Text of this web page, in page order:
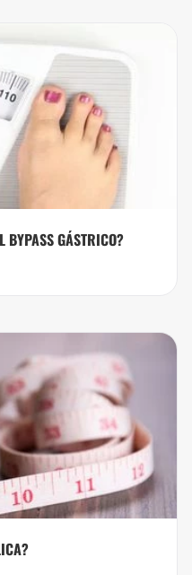
BYPASS GÁSTRICO?